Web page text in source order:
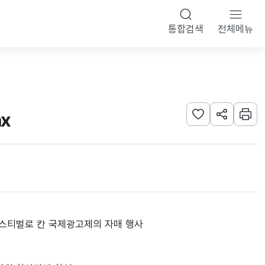
통합검색 전체메뉴
관심사 등록하기
URL 공유하
인쇄
티벌로 칸 국제광고제의 자매 행사